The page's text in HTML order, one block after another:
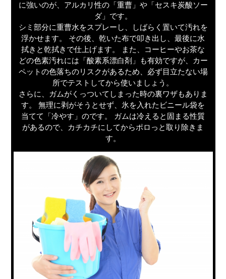
に強いのが、アルカリ性の「重曹」や「セスキ炭酸ソー
ダ」です。
シミ部分に重曹水をスプレーし、しばらく置いて汚れを
浮かせます。 その後、乾いた布で叩き出し、最後に水
拭きと乾拭きで仕上げます。 また、コーヒーやお茶な
どの色素汚れには「酸素系漂白剤」も有効ですが、カー
ペットの色落ちのリスクがあるため、必ず目立たない場
所でテストしてから使いましょう。
さらに、ガムがくっついてしまった時の裏ワザもありま
す。 無理に剥がそうとせず、氷を入れたビニール袋を
当てて「冷やす」のです。 ガムは冷えると固まる性質
があるので、カチカチにしてからポロっと取り除きま
す。